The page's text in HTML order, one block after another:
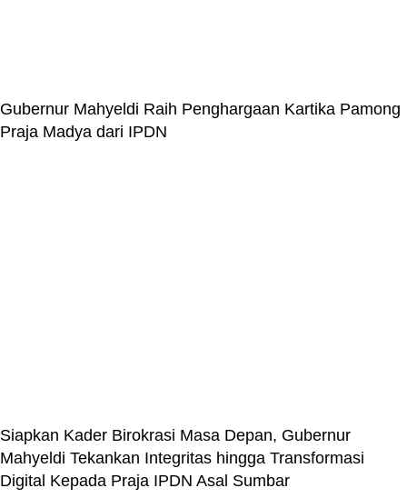
Gubernur Mahyeldi Raih Penghargaan Kartika Pamong
Praja Madya dari IPDN
Siapkan Kader Birokrasi Masa Depan, Gubernur
Mahyeldi Tekankan Integritas hingga Transformasi
Digital Kepada Praja IPDN Asal Sumbar